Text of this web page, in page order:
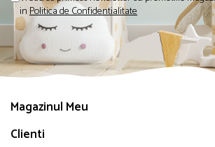
inPolitica de Confidentialitate
Magazinul Meu
Clienti